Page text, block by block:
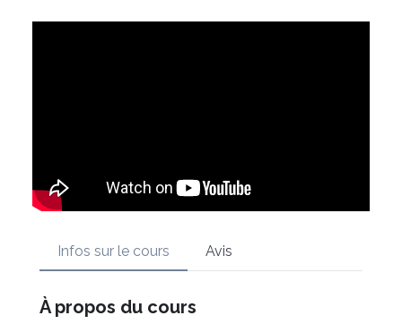
Infos sur le cours Avis
À propos du cours